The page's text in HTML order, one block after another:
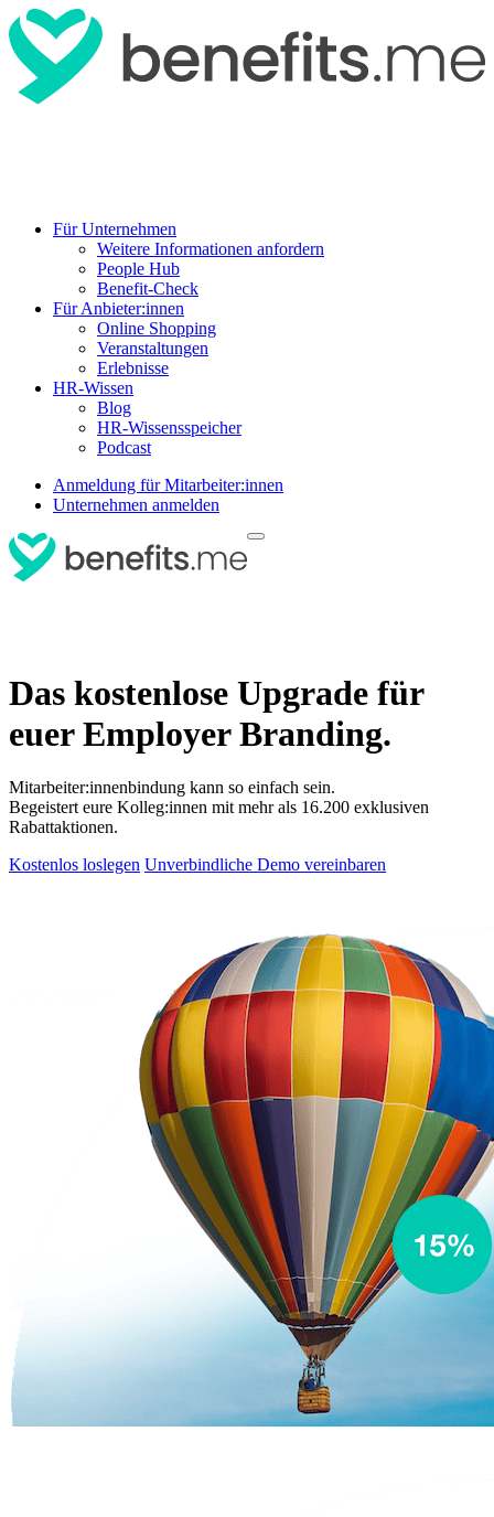
Für Unternehmen
Weitere Informationen anfordern
People Hub
Benefit-Check
Für Anbieter:innen
Online Shopping
Veranstaltungen
Erlebnisse
HR-Wissen
Blog
HR-Wissensspeicher
Podcast
Anmeldung für Mitarbeiter:innen
Unternehmen anmelden
Das kostenlose Upgrade für
euer Employer Branding.
Mitarbeiter:innenbindung kann so einfach sein.
Begeistert eure Kolleg:innen mit mehr als 16.200 exklusiven
Rabattaktionen.
Kostenlos loslegen Unverbindliche Demo vereinbaren